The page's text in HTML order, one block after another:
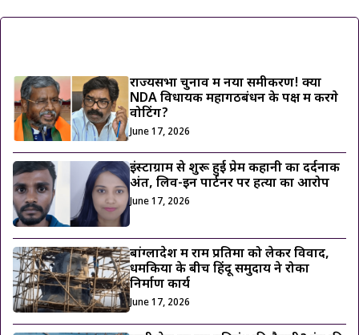
राज्यसभा चुनाव में नया समीकरण! क्या
NDA विधायक महागठबंधन के पक्ष में करेंगे
वोटिंग?
June 17, 2026
इंस्टाग्राम से शुरू हुई प्रेम कहानी का दर्दनाक
अंत, लिव-इन पार्टनर पर हत्या का आरोप
June 17, 2026
बांग्लादेश में राम प्रतिमा को लेकर विवाद,
धमकियों के बीच हिंदू समुदाय ने रोका
निर्माण कार्य
June 17, 2026